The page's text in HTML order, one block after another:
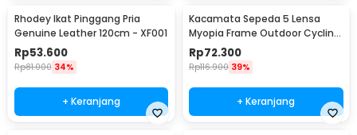
Rhodey Ikat Pinggang Pria
Genuine Leather 120cm - XF001
Rp53.600
Rp81.000 34%
+ Keranjang
Kacamata Sepeda 5 Lensa
Myopia Frame Outdoor Cycling
Sunglasses - 0089
Rp72.300
Rp116.900 39%
+ Keranjang